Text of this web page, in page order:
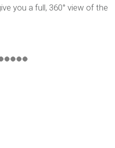
you a full, 360° view of the